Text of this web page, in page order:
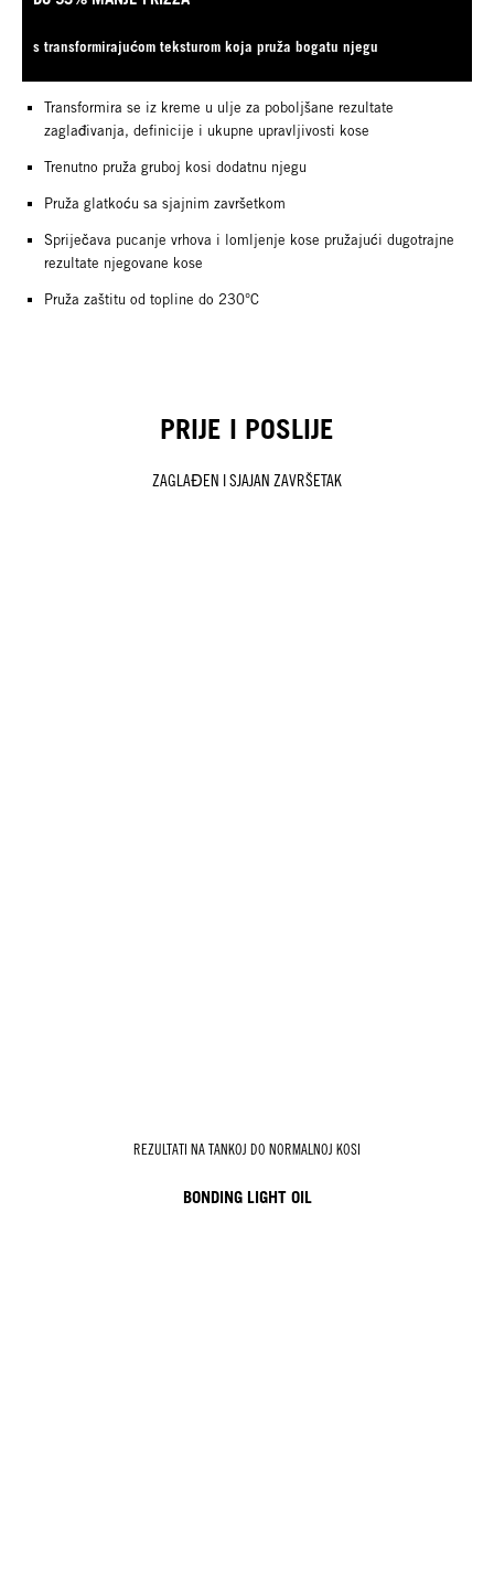
s transformirajućom teksturom koja pruža bogatu njegu
Transformira se iz kreme u ulje za poboljšane rezultate
zaglađivanja, definicije i ukupne upravljivosti kose
Trenutno pruža gruboj kosi dodatnu njegu
Pruža glatkoću sa sjajnim završetkom
Spriječava pucanje vrhova i lomljenje kose pružajući dugotrajne
rezultate njegovane kose
Pruža zaštitu od topline do 230°C
PRIJE I POSLIJE
ZAGLAĐEN I SJAJAN ZAVRŠETAK
REZULTATI NA TANKOJ DO NORMALNOJ KOSI
BONDING LIGHT OIL